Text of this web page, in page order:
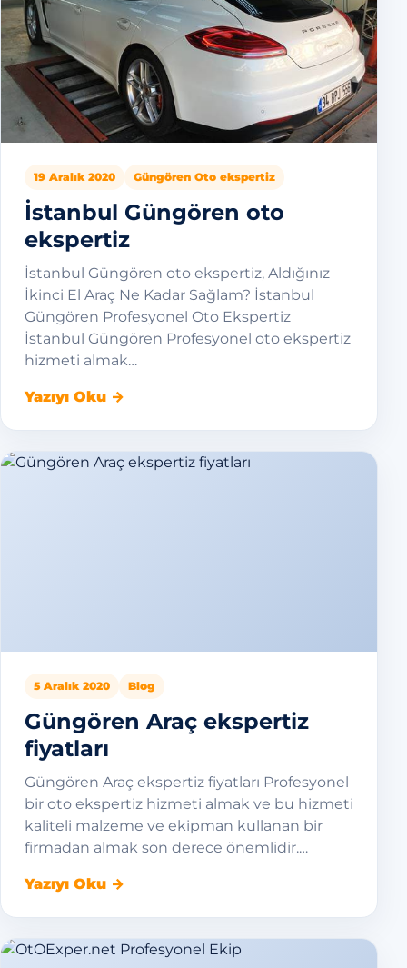
19 Aralık 2020 Güngören Oto ekspertiz
İstanbul Güngören oto
ekspertiz
İstanbul Güngören oto ekspertiz, Aldığınız
İkinci El Araç Ne Kadar Sağlam? İstanbul
Güngören Profesyonel Oto Ekspertiz
İstanbul Güngören Profesyonel oto ekspertiz
hizmeti almak…
Yazıyı Oku →
5 Aralık 2020 Blog
Güngören Araç ekspertiz
fiyatları
Güngören Araç ekspertiz fiyatları Profesyonel
bir oto ekspertiz hizmeti almak ve bu hizmeti
kaliteli malzeme ve ekipman kullanan bir
firmadan almak son derece önemlidir.…
Yazıyı Oku →